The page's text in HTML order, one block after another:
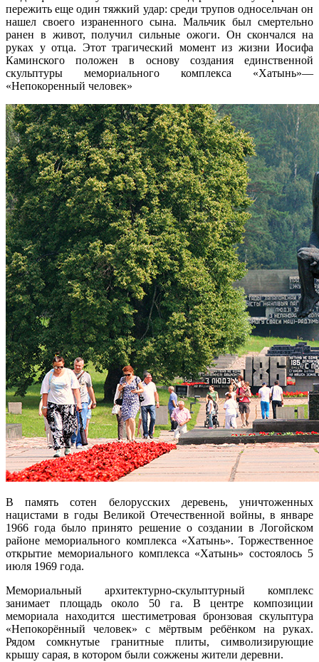
пережить еще один тяжкий удар: среди трупов односельчан он
нашел своего израненного сына. Мальчик был смертельно
ранен в живот, получил сильные ожоги. Он скончался на
руках у отца. Этот трагический момент из жизни Иосифа
Каминского положен в основу создания единственной
скульптуры мемориального комплекса «Хатынь»—
«Непокоренный человек»
В память сотен белорусских деревень, уничтоженных
нацистами в годы Великой Отечественной войны, в январе
1966 года было принято решение о создании в Логойском
районе мемориального комплекса «Хатынь». Торжественное
открытие мемориального комплекса «Хатынь» состоялось 5
июля 1969 года.
Мемориальный архитектурно-скульптурный комплекс
занимает площадь около 50 га. В центре композиции
мемориала находится шестиметровая бронзовая скульптура
«Непокорённый человек» с мёртвым ребёнком на руках.
Рядом сомкнутые гранитные плиты, символизирующие
крышу сарая, в котором были сожжены жители деревни.